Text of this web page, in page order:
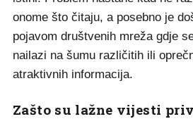
onome što čitaju, a posebno je
pojavom društvenih mreža gdje
nailazi na šumu različitih ili
atraktivnih informacija.
Zašto su lažne vijesti